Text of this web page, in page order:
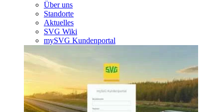
Über uns
Standorte
Aktuelles
SVG Wiki
mySVG Kundenportal